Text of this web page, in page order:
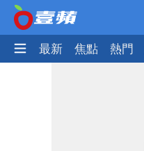
最新 焦點 熱門